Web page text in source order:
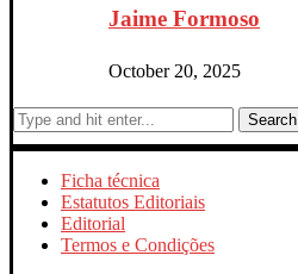
Jaime Formoso
October 20, 2025
Search
Ficha técnica
Estatutos Editoriais
Editorial
Termos e Condições